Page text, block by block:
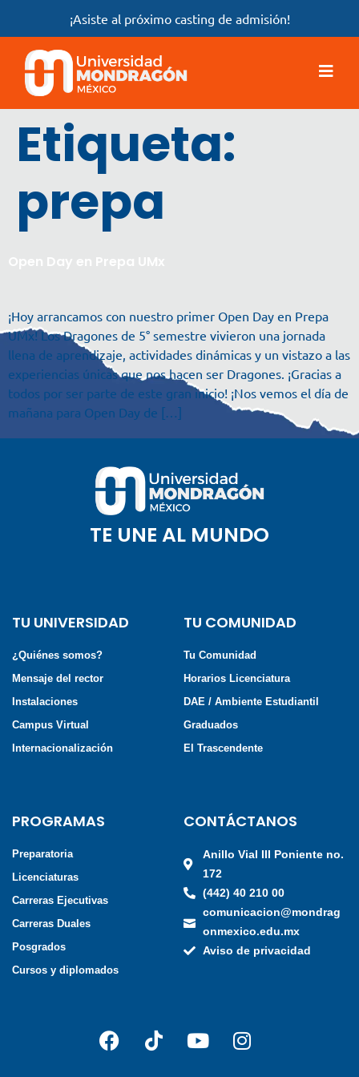
¡Asiste al próximo casting de admisión!
Etiqueta:
prepa
Open Day en Prepa UMx
¡Hoy arrancamos con nuestro primer Open Day en Prepa
UMx! Los Dragones de 5° semestre vivieron una jornada
llena de aprendizaje, actividades dinámicas y un vistazo a las
experiencias únicas que nos hacen ser Dragones. ¡Gracias a
todos por ser parte de este gran inicio! ¡Nos vemos el día de
mañana para Open Day de […]
TE UNE AL MUNDO
TU UNIVERSIDAD
¿Quiénes somos?
Mensaje del rector
Instalaciones
Campus Virtual
Internacionalización
TU COMUNIDAD
Tu Comunidad
Horarios Licenciatura
DAE / Ambiente Estudiantil
Graduados
El Trascendente
PROGRAMAS
Preparatoria
Licenciaturas
Carreras Ejecutivas
Carreras Duales
Posgrados
Cursos y diplomados
CONTÁCTANOS
Anillo Vial III Poniente no.
172
(442) 40 210 00
comunicacion@mondrag
onmexico.edu.mx
Aviso de privacidad